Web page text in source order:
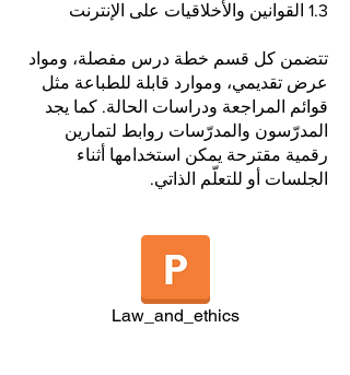
1.3 القوانين والأخلاقيات على الإنترنت
تتضمن كل قسم خطة درس مفصلة، ومواد
عرض تقديمي، وموارد قابلة للطباعة مثل
قوائم المراجعة ودراسات الحالة. كما يجد
المدرّسون والمدرّسات روابط لتمارين
رقمية مقترحة يمكن استخدامها أثناء
الجلسات أو للتعلّم الذاتي.
Law_and_ethics